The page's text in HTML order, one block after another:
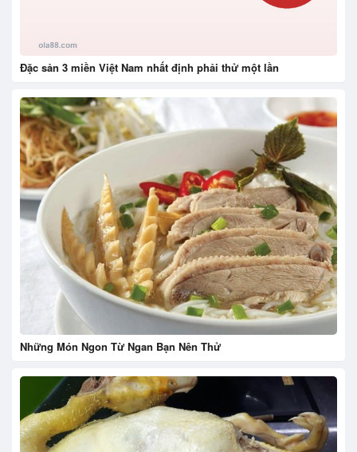
Đặc sản 3 miền Việt Nam nhất định phải thử một lần
Những Món Ngon Từ Ngan Bạn Nên Thử